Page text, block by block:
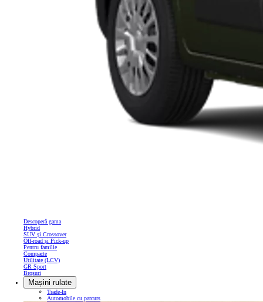
Descoperă gama
Hybrid
SUV și Crossover
Off-road și Pick-up
Pentru familie
Compacte
Utilitate (LCV)
GR Sport
Broșuri
Mașini rulate
Trade-In
Automobile cu parcurs